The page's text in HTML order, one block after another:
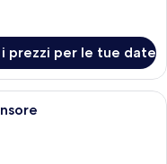
i prezzi per le tue date
camera d'albergo